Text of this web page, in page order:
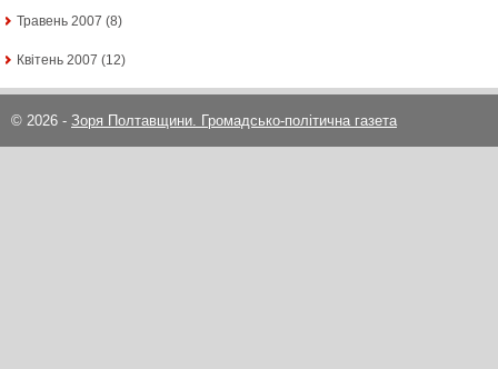
Травень 2007 (8)
Квітень 2007 (12)
© 2026 - Зоря Полтавщини. Громадсько-політична газета